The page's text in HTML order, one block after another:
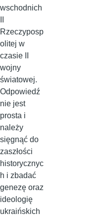
wschodnich
Rzeczyposp
olitej w
czasie II
wojny
światowej.
Odpowiedź
nie jest
prosta i
należy
sięgnąć do
zaszłości
historycznyc
h i zbadać
genezę oraz
ideologię
ukraińskich